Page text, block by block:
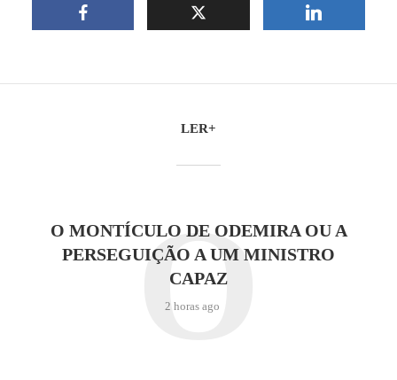
LER+
O MONTÍCULO DE ODEMIRA OU A
PERSEGUIÇÃO A UM MINISTRO
CAPAZ
2 horas ago
O